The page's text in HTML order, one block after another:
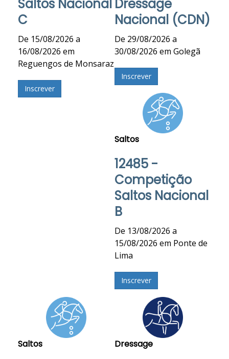
Saltos Nacional
C
De 15/08/2026 a
16/08/2026 em
Reguengos de Monsaraz
Inscrever
Dressage
Nacional (CDN)
De 29/08/2026 a
30/08/2026 em Golegã
Inscrever
Saltos
12485 -
Competição
Saltos Nacional
B
De 13/08/2026 a
15/08/2026 em Ponte de
Lima
Inscrever
Saltos Dressage